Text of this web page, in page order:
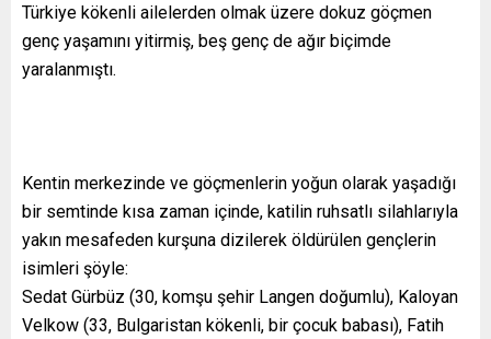
Türkiye kökenli ailelerden olmak üzere dokuz göçmen
genç yaşamını yitirmiş, beş genç de ağır biçimde
yaralanmıştı.
Kentin merkezinde ve göçmenlerin yoğun olarak yaşadığı
bir semtinde kısa zaman içinde, katilin ruhsatlı silahlarıyla
yakın mesafeden kurşuna dizilerek öldürülen gençlerin
isimleri şöyle:
Sedat Gürbüz (30, komşu şehir Langen doğumlu), Kaloyan
Velkow (33, Bulgaristan kökenli, bir çocuk babası), Fatih